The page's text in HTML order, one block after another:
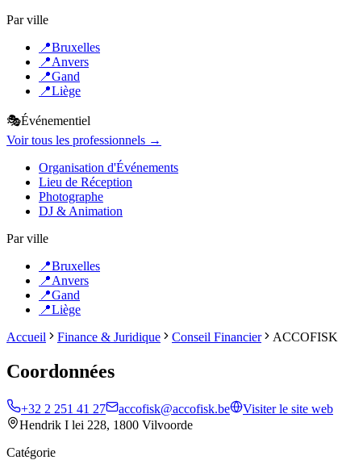
Par ville
📍Bruxelles
📍Anvers
📍Gand
📍Liège
🎭Événementiel
Voir tous les professionnels →
Organisation d'Événements
Lieu de Réception
Photographe
DJ & Animation
Par ville
📍Bruxelles
📍Anvers
📍Gand
📍Liège
Accueil
Finance & Juridique Conseil Financier ACCOFISK
Coordonnées
+32 2 251 41 27 accofisk@accofisk.be
Visiter le site web
Hendrik I lei 228, 1800 Vilvoorde
Catégorie